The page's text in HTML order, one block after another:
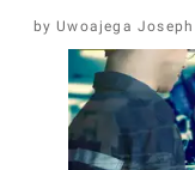
Uwoajega Joseph